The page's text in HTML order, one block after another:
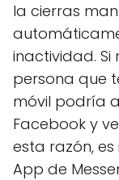
la cierras
inactividad. Si
persona que
móvil podría
Facebook y
esta razón,
App de